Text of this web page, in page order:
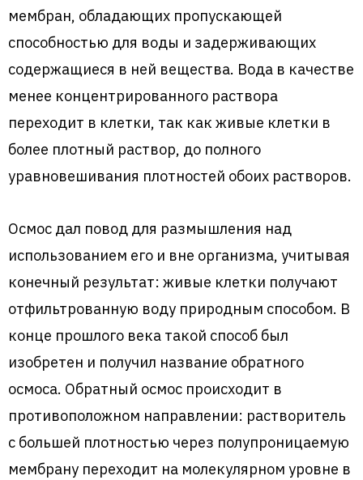
мембран, обладающих пропускающей
способностью для воды и задерживающих
содержащиеся в ней вещества. Вода в качестве
менее концентрированного раствора
переходит в клетки, так как живые клетки в
более плотный раствор, до полного
уравновешивания плотностей обоих растворов.
Осмос дал повод для размышления над
использованием его и вне организма, учитывая
конечный результат: живые клетки получают
отфильтрованную воду природным способом. В
конце прошлого века такой способ был
изобретен и получил название обратного
осмоса. Обратный осмос происходит в
противоположном направлении: растворитель
с большей плотностью через полупроницаемую
мембрану переходит на молекулярном уровне в